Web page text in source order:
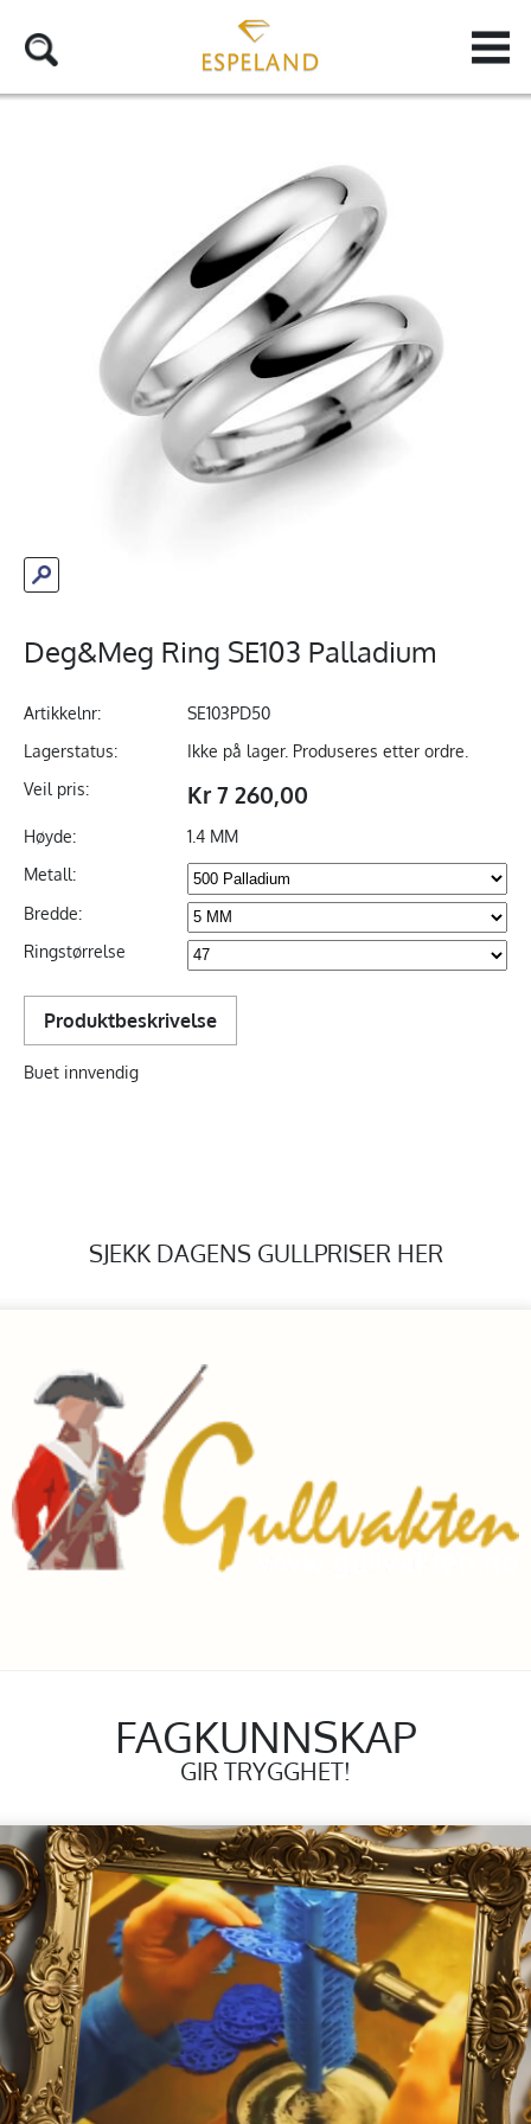
Deg&Meg Ring SE103 Palladium
Artikkelnr:
SE103PD50
Lagerstatus:
Ikke på lager. Produseres etter ordre.
Veil pris:
Kr 7 260,00
Høyde:
1.4 MM
Metall:
Bredde:
Ringstørrelse
Produktbeskrivelse
Buet innvendig
SJEKK DAGENS GULLPRISER HER
FAGKUNNSKAP
GIR TRYGGHET!